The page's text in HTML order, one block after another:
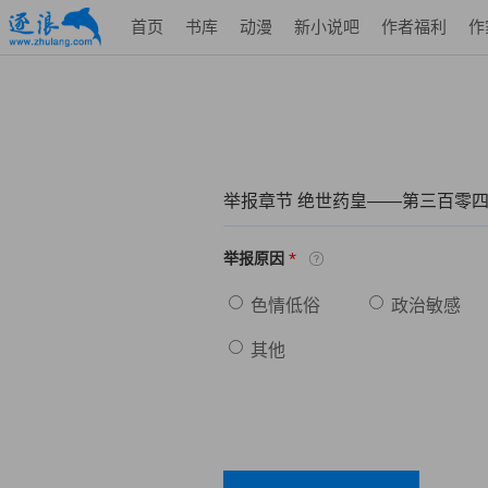
首页 书库 动漫 新小说吧 作者福利 作
举报章节 绝世药皇——第三百零
举报原因 *
色情低俗 政治敏感
其他